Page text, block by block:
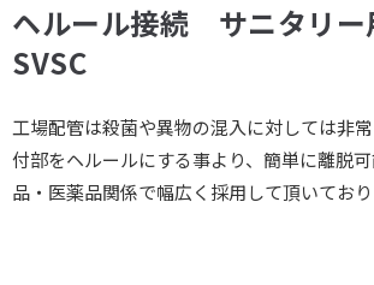
ヘルール接続 サニタリー
SVSC
工場配管は殺菌や異物の混入に対しては非
付部をヘルールにする事より、簡単に離脱
品・医薬品関係で幅広く採用して頂いており